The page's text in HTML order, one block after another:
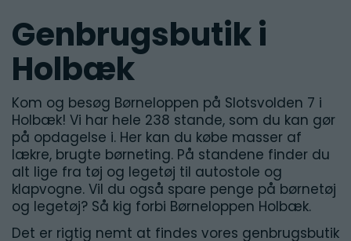
Genbrugsbutik i
Holbæk
Kom og besøg Børneloppen på Slotsvolden 7 i
Holbæk! Vi har hele 238 stande, som du kan gør
på opdagelse i. Her kan du købe masser af
lækre, brugte børneting. På standene finder du
alt lige fra tøj og legetøj til autostole og
klapvogne. Vil du også spare penge på børnetøj
og legetøj? Så kig forbi Børneloppen Holbæk.
Det er rigtig nemt at findes vores genbrugsbutik